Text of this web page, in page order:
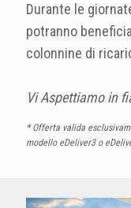
Durante le
potranno
colonnine di
Vi Aspettiamo in
* Offerta valida
modello eDeliver3 o